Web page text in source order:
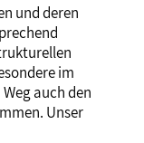
und deren
im
auch den
Unser